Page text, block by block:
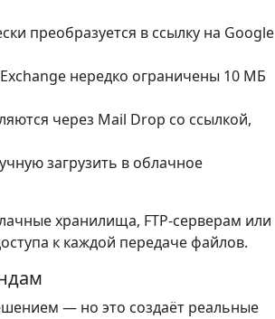
преобразуется в ссылку на Google
нередко ограничены 10 МБ
через Mail Drop со ссылкой,
загрузить в облачное
хранилища, FTP-серверам или
к каждой передаче файлов.
— но это создаёт реальные